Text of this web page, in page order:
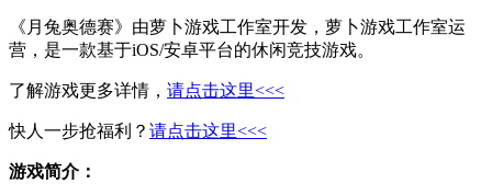
《月兔奥德赛》由萝卜游戏工作室开发，萝卜游戏工作室运
营，是一款基于iOS/安卓平台的休闲竞技游戏。
了解游戏更多详情， 请点击这里<<<
快人一步抢福利？ 请点击这里<<<
游戏简介：